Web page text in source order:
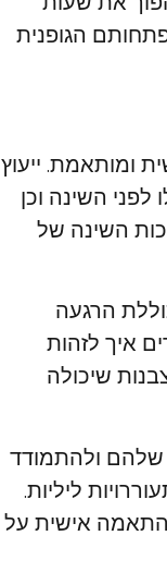
הגופנית
ומותאמת. ייעוץ
השינה וכן
השינה של
הרגעה
איך לזהות
שיכולה
שלהם ולהתמודד
ליליות.
אישית על